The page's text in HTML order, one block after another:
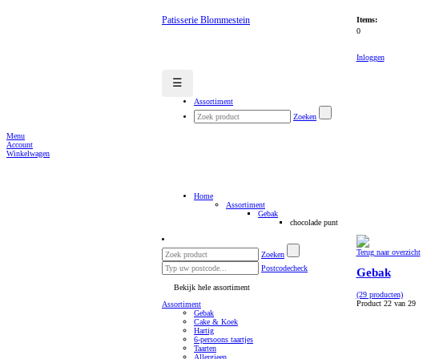
Patisserie Blommestein
Items:
0
Inloggen
☰
Assortiment
Zoeken
Menu
Account
Winkelwagen
Home
Assortiment
Gebak
chocolade punt
Zoeken
Postcodecheck
Bekijk hele assortiment
Assortiment
Gebak
Cake & Koek
Hartig
6-persoons taartjes
Taarten
Allergieen
Terug naar overzicht
Gebak
(29 producten)
Product 22 van 29